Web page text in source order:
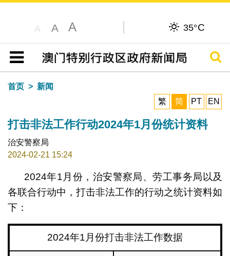
A A A 35°C
目录
搜寻
首页
新闻
繁
简 PT EN
打击非法工作行动2024年1月份统计资料
治安警察局
2024-02-21 15:24
2024年1月份，治安警察局、劳工事务局以及
各联合行动中，打击非法工作的行动之统计资料如
下：
2024年1月份打击非法工作数据